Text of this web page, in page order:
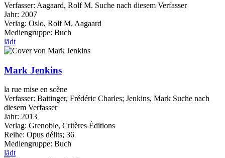
Verfasser: Aagaard, Rolf M. Suche nach diesem Verfasser
Jahr: 2007
Verlag: Oslo, Rolf M. Aagaard
Mediengruppe: Buch
lädt
Mark Jenkins
la rue mise en scène
Verfasser: Baitinger, Frédéric Charles; Jenkins, Mark Suche nach
diesem Verfasser
Jahr: 2013
Verlag: Grenoble, Critères Éditions
Reihe: Opus délits; 36
Mediengruppe: Buch
lädt